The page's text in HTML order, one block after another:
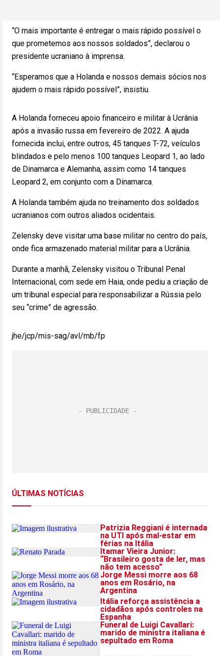
“O mais importante é entregar o mais rápido possível o
que prometemos aos nossos soldados”, declarou o
presidente ucraniano à imprensa.
“Esperamos que a Holanda e nossos demais sócios nos
ajudem o mais rápido possível”, insistiu.
A Holanda forneceu apoio financeiro e militar à Ucrânia
após a invasão russa em fevereiro de 2022. A ajuda
fornecida inclui, entre outros, 45 tanques T-72, veículos
blindados e pelo menos 100 tanques Leopard 1, ao lado
de Dinamarca e Alemanha, assim como 14 tanques
Leopard 2, em conjunto com a Dinamarca.
A Holanda também ajuda no treinamento dos soldados
ucranianos com outros aliados ocidentais.
Zelensky deve visitar uma base militar no centro do país,
onde fica armazenado material militar para a Ucrânia.
Durante a manhã, Zelensky visitou o Tribunal Penal
Internacional, com sede em Haia, onde pediu a criação de
um tribunal especial para responsabilizar a Rússia pelo
seu “crime” de agressão.
jhe/jcp/mis-sag/avl/mb/fp